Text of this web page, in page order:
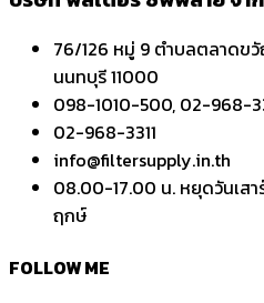
76/126 หมู่ 9 ตำบลตลาดข
นนทบุรี 11000
098-1010-500, 02-968-
02-968-3311
info@filtersupply.in.th
08.00-17.00 น. หยุดวันเส
ฤกษ์
FOLLOW ME